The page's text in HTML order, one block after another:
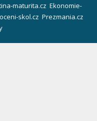
maturita.cz Ekonomie-
skol.cz Prezmania.cz